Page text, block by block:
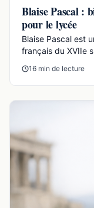
Blaise Pascal :
pour le lycée
Blaise Pascal est
français du XVIIe
16 min de lecture